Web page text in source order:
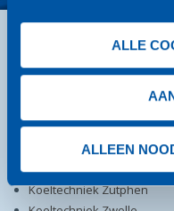
ALLE
ALLEEN
Airconditioning
Koeltechniek Almelo
Koeltechniek Deventer
Koeltechniek Rijssen
Koeltechniek Zutphen